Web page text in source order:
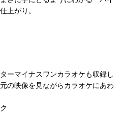
上がり。
ーマイナスワンカラオケも収録し
の映像を見ながらカラオケにあわ